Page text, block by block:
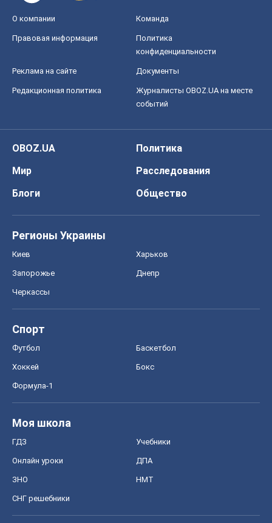
О компании Команда
Правовая информация
Политика
конфиденциальности
Реклама на сайте Документы
Редакционная политика
Журналисты OBOZ.UA на месте
событий
OBOZ.UA
Политика
Мир
Расследования
Блоги
Общество
Регионы Украины
Киев Харьков
Запорожье Днепр
Черкассы
Спорт
Футбол Баскетбол
Хоккей Бокс
Формула-1
Моя школа
ГДЗ Учебники
Онлайн уроки ДПА
ЗНО НМТ
СНГ решебники